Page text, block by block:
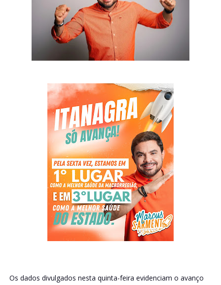
Os dados divulgados nesta quinta-feira evidenciam o avanço